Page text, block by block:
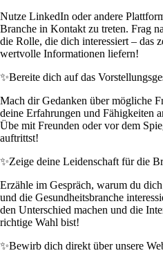
Nutze LinkedIn oder andere
Branche in Kontakt zu treten. Frag
die Rolle, die dich interessiert – das
wertvolle Informationen liefern!
✨Bereite dich auf das
Mach dir Gedanken über mögliche
deine Erfahrungen und Fähigkeiten
Übe mit Freunden oder vor dem
auftrittst!
✨Zeige deine Leidenschaft für die
Erzähle im Gespräch, warum du
und die Gesundheitsbranche
den Unterschied machen und die
richtige Wahl bist!
✨Bewirb dich direkt über unsere